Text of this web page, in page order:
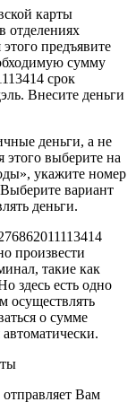
карты
отделениях
предъявите
сумму
срок
Внесите деньги
деньги, а не
выберите на
укажите номер
вариант
деньги.
произвести
такие как
здесь есть одно
осуществлять
о сумме
Вам